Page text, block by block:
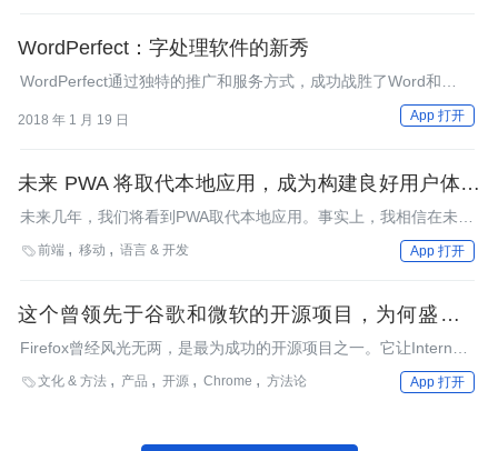
WordPerfect：字处理软件的新秀
WordPerfect通过独特的推广和服务方式，成功战胜了Word和
2018 年 1 月 19 日 App 打开
未来 PWA 将取代本地应用，成为构建良好用户体验
的首选方式
未来几年，我们将看到PWA取代本地应用。事实上，我相信在未来
五年内，手机上至少有 80% 的非游戏应用将会使用网络技术进行
前端 移动 语言 & 开发 App 打开
这个曾领先于谷歌和微软的开源项目，为何盛极而
衰？
Firefox曾经风光无两，是最为成功的开源项目之一。它让Internet
Explorer的主导地位首次受到挑战，而Google Chrome那会的地位
文化 & 方法 产品 开源 Chrome 方法论 App 打开